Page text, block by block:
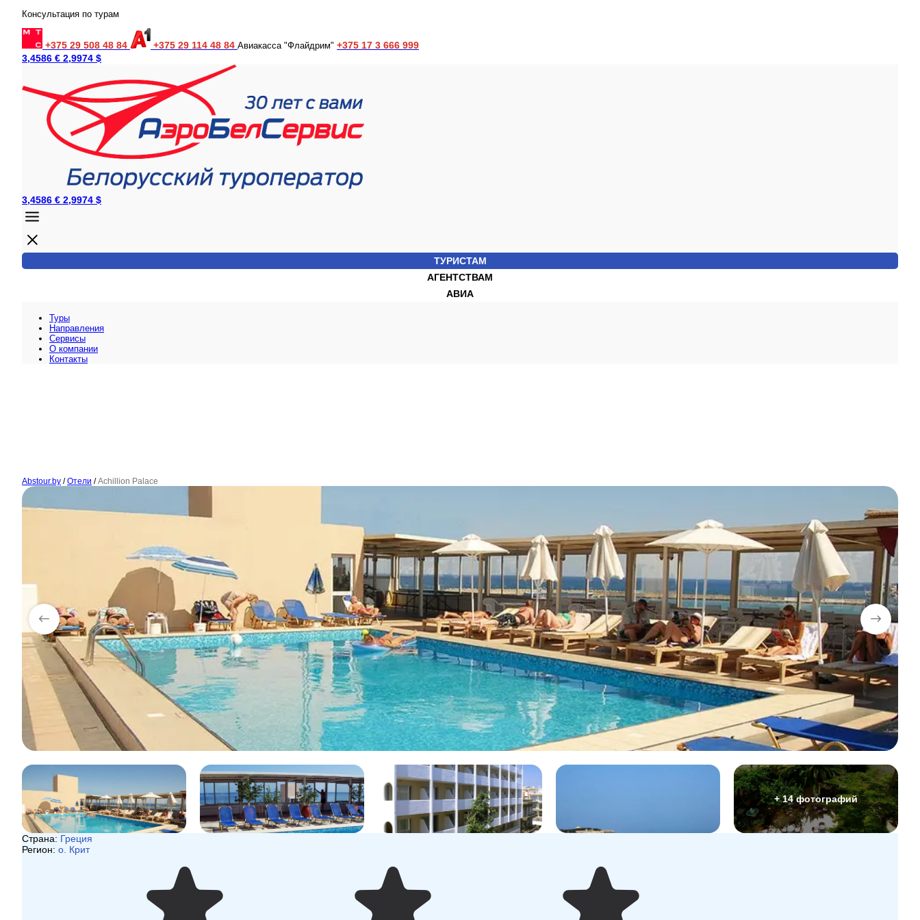
Консультация по турам
+375 29 508 48 84 +375 29 114 48 84 Авиакасса "Флайдрим" +375 17 3 666 999
3,4586 € 2,9974 $
3,4586 € 2,9974 $
ТУРИСТАМ
АГЕНТСТВАМ
АВИА
Туры
Направления
Сервисы
O компании
Контакты
Abstour.by / Отели / Achillion Palace
+ 14 фотографий
Страна: Греция
Регион: о. Крит